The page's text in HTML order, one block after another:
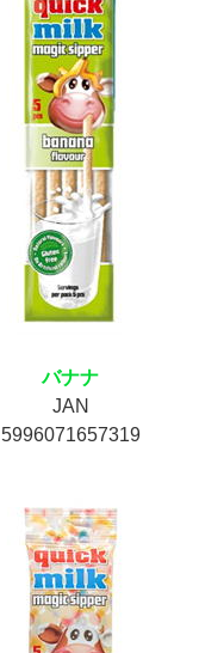
バナナ
JAN
5996071657319